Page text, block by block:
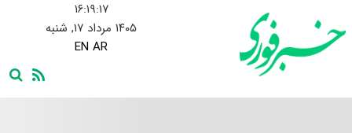
۱۶:۱۹:۱۸
۱۴۰۵ مرداد ۱۷, شنبه
EN AR